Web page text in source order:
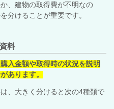
、建物の取得費が不明なの
分けることが重要です。
料
入金額や取得時の状況を説明
あります。
、大きく分けると次の4種類で